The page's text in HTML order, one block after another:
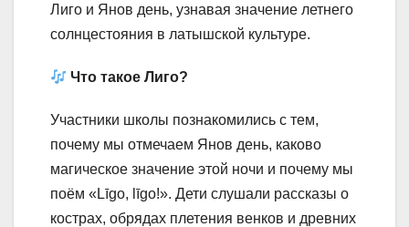
Лиго и Янов день, узнавая значение летнего
солнцестояния в латышской культуре.
Что такое Лиго?
Участники школы познакомились с тем,
почему мы отмечаем Янов день, каково
магическое значение этой ночи и почему мы
поём «Līgo, līgo!». Дети слушали рассказы о
кострах, обрядах плетения венков и древних